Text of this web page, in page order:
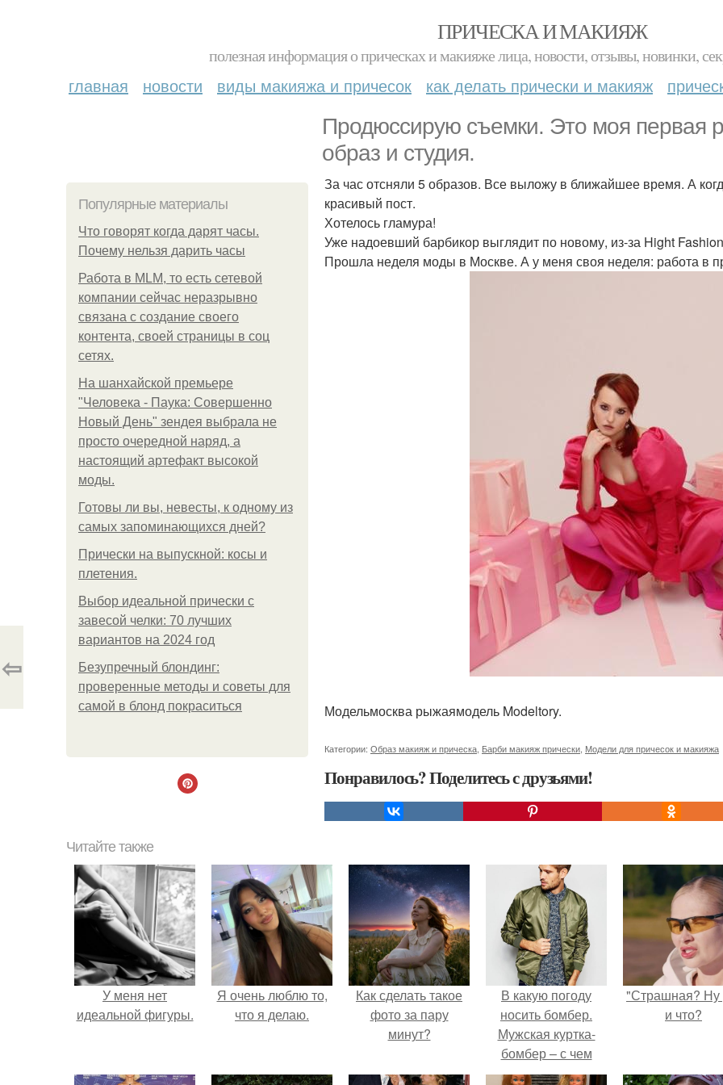
ПРИЧЕСКА И МАКИЯЖ
полезная информация о прическах и макияже лица, новости, отзывы, новинки,
главная новости виды макияжа и причесок как делать прически и макияж
Продюссирую съемки. Это моя первая
образ и студия.
Популярные материалы
Что говорят когда дарят часы.
Почему нельзя дарить часы
Работа в MLM, то есть сетевой
компании сейчас неразрывно
связана с создание своего
контента, своей страницы в соц
сетях.
На шанхайской премьере
"Человека - Паука: Совершенно
Новый День" зендея выбрала не
просто очередной наряд, а
настоящий артефакт высокой
моды.
Готовы ли вы, невесты, к одному из
самых запоминающихся дней?
Прически на выпускной: косы и
плетения.
Выбор идеальной прически с
завесой челки: 70 лучших
вариантов на 2024 год
Безупречный блондинг:
проверенные методы и советы для
самой в блонд покраситься
За час отсняли 5 образов. Все выложу в ближайшее время. А
красивый пост.
Хотелось гламура!
Уже надоевший барбикор выглядит по новому, из-за Hight
Прошла неделя моды в Москве. А у меня своя неделя: работа в
Модельмосква рыжаямодель Modeltory.
Категории: Образ макияж и прическа Барби макияж прически Модели для причесок и макияжа
Понравилось? Поделитесь с друзьями!
⇦
Читайте также
У меня нет
идеальной фигуры.
Я очень люблю то,
что я делаю.
Как сделать такое
фото за пару
минут?
В какую погоду
носить бомбер.
Мужская куртка-
бомбер – с чем
носится
"Страшная? Ну
и что?